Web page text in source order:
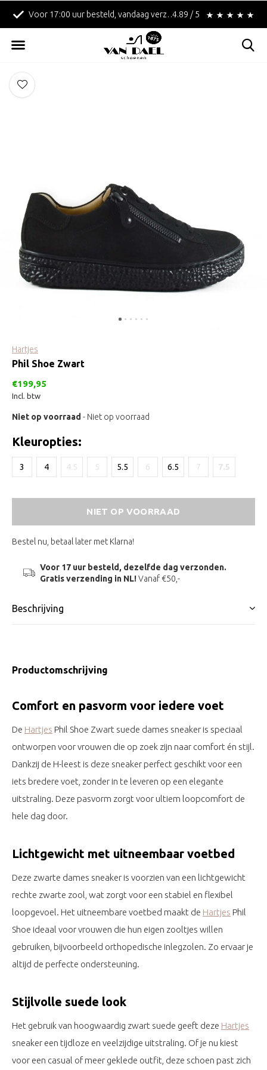
Voor 17:00 uur besteld, vandaag verzonden! Betaal achteraf met
4.89 / 5
Hartjes
Phil Shoe Zwart
€199,95
Incl. btw
Niet op voorraad - Niet op voorraad
Kleuropties:
3 4 4.5 5 5.5 6 6.5 7 7.5
NIET OP VOORRAAD
Bestel nu, betaal later met Klarna!
Voor 17 uur besteld, dezelfde dag verzonden.
Gratis verzending in NL!Vanaf €50,-
Beschrijving
Productomschrijving
Comfort en pasvorm voor iedere voet
De Hartjes Phil Shoe Zwart suede dames sneaker is speciaal
ontworpen voor vrouwen die op zoek zijn naar comfort én stijl.
Dankzij de H-leest is deze sneaker perfect geschikt voor een
iets bredere voet, zonder in te leveren op een elegante
uitstraling. Deze pasvorm zorgt voor ultiem loopcomfort de
hele dag door.
Lichtgewicht met uitneembaar voetbed
Deze zwarte dames sneaker is voorzien van een lichtgewicht
rechte zwarte zool, wat zorgt voor een stabiel en flexibel
loopgevoel. Het uitneembare voetbed maakt de Hartjes Phil
Shoe ideaal voor vrouwen die hun eigen zooltjes willen
gebruiken, bijvoorbeeld orthopedische inlegzolen. Zo ervaar je
altijd de perfecte ondersteuning.
Stijlvolle suede look
Het gebruik van hoogwaardig zwart suede geeft deze Hartjes
sneaker een tijdloze en veelzijdige uitstraling. Of je nu kiest
voor een casual of meer geklede outfit, deze schoen past zich